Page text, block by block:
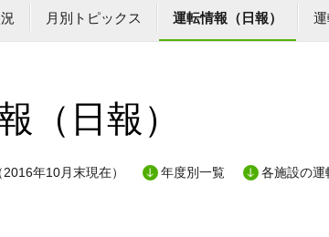
月別トピックス 運転情報（日報） 運
（日報）
年10月末現在） 年度別一覧 各施設の運